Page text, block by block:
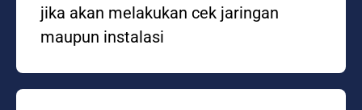
jika akan melakukan cek jaringan
maupun instalasi